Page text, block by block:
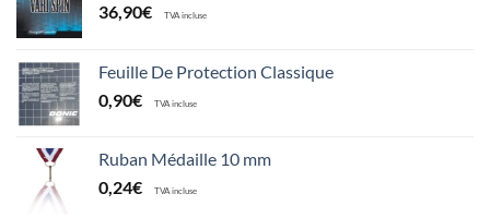
36,90€ TVA incluse
Feuille De Protection Classique
0,90€ TVA incluse
Ruban Médaille 10 mm
0,24€ TVA incluse